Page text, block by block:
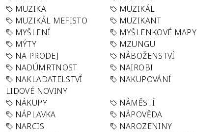
MUZIKA
MUZIKÁL
MUZIKÁL MEFISTO
MUZIKANT
MYŠLENÍ
MYŠLENKOVÉ MAPY
MÝTY
MZUNGU
NA PRODEJ
NÁBOŽENSTVÍ
NADÚMRTNOST
NAIROBI
NAKLADATELSTVÍ
LIDOVÉ NOVINY
NAKUPOVÁNÍ
NÁKUPY
NÁMĚSTÍ
NÁPLAVKA
NÁPOVĚDA
NARCIS
NAROZENINY